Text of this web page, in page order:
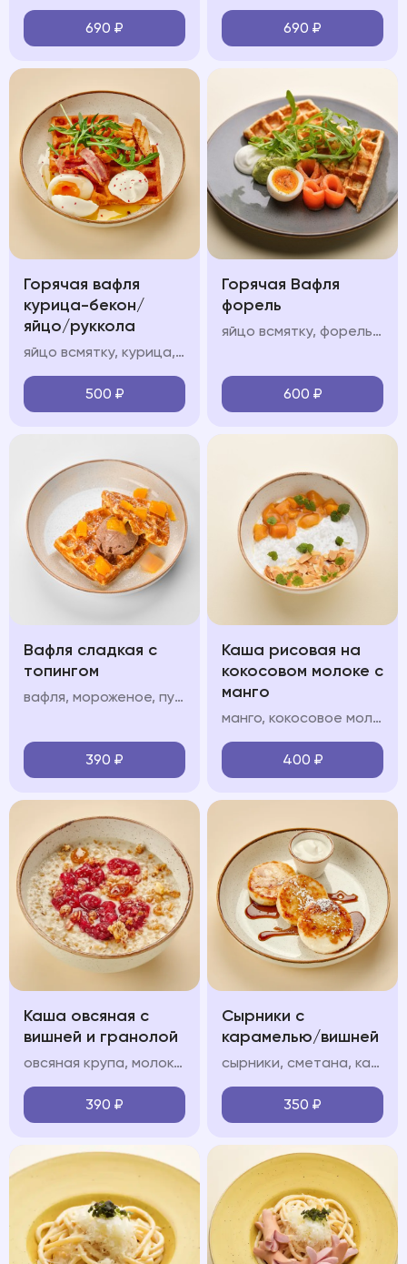
690 ₽ 690 ₽
Горячая вафля
курица-бекон/
яйцо/руккола
яйцо всмятку, курица, авокадо мусс, крем фреш, руккола
500 ₽
Горячая Вафля
форель
яйцо всмятку, форель, авокадо мусс, крем фреш, руккола
600 ₽
Вафля сладкая с
топингом
вафля, мороженое, пудра, топинг: шоколад/карамель/клубника/вишня/манго
390 ₽
Каша рисовая на
кокосовом молоке с
манго
манго, кокосовое молоко, кокосовые лепестки
400 ₽
Каша овсяная с
вишней и гранолой
овсяная крупа, молоко, гранола, вишневый конфитюр
390 ₽
Сырники с
карамелью/вишней
сырники, сметана, карамель/вишневый конфитюр (на выбор), сахарная пудра
350 ₽